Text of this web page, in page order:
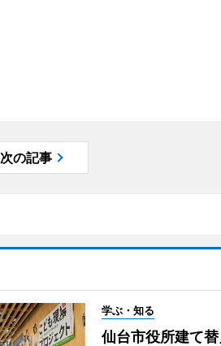
次の記事
学ぶ・知る
仙台市役所建て